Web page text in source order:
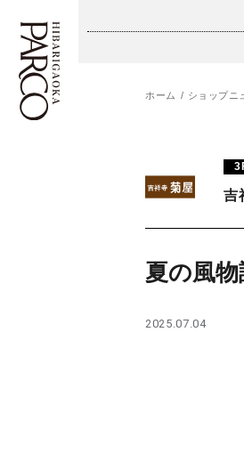
施設案内・アクセス
ニュース
ホーム ショップニ
吉
夏の風物
2025.07.04